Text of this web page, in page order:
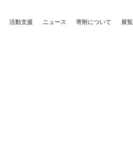
活動支援 ニュース 寄附について 展